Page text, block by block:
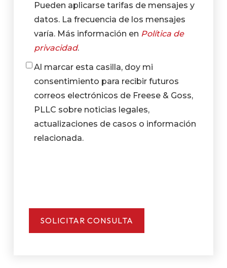
Pueden aplicarse tarifas de mensajes y
datos. La frecuencia de los mensajes
varía. Más información en Política de
privacidad.
Casilla
verificación
Al marcar esta casilla, doy mi
consentimiento para recibir futuros
correos electrónicos de Freese & Goss,
PLLC sobre noticias legales,
actualizaciones de casos o información
relacionada.